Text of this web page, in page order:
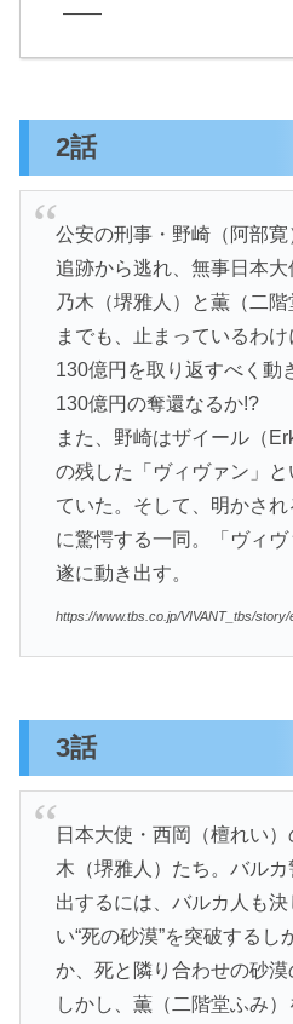
――
2話
公安の刑事・野崎（阿部
追跡から逃れ、無事日本
乃木（堺雅人）と薫（二
までも、止まっているわけ
130億円を取り返すべく動
130億円の奪還なるか!?
また、野崎はザイール（
の残した「ヴィヴァン」
ていた。そして、明かさ
に驚愕する一同。「ヴィ
遂に動き出す。
https://www.tbs.co.jp/VIVANT_tbs/story/
3話
日本大使・西岡（檀れい
木（堺雅人）たち。バル
出するには、バルカ人も
い“死の砂漠”を突破する
か、死と隣り合わせの砂漠
しかし、薫（二階堂ふみ